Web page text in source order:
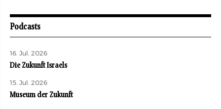
Podcasts
16. Jul. 2026
Die Zukunft Israels
15. Jul. 2026
Museum der Zukunft